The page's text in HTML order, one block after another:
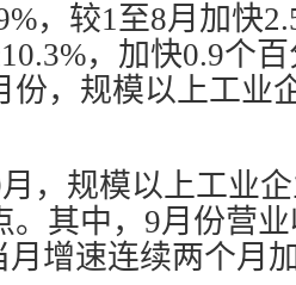
，较1至8月加快
，加快0.9个
份，规模以上工业
，规模以上工业
其中，9月份营
增速连续两个月加